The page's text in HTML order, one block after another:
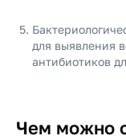
для выявления
антибиотиков
Чем можно